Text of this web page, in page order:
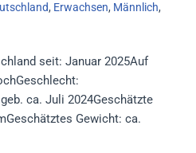
, Erwachsen, Männlich,
seit: Januar 2025Auf
ca. Juli 2024Geschätzte
Gewicht: ca.